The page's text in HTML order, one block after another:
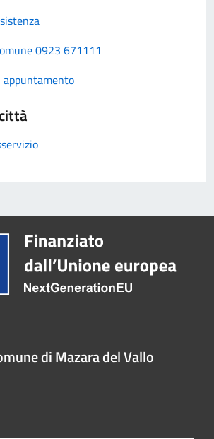
0923 671111
appuntamento
di Mazara del Vallo